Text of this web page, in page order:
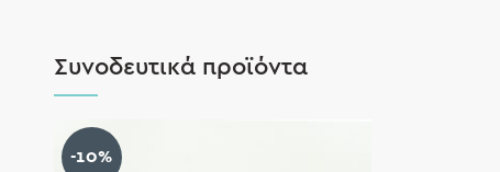
Συνοδευτικά προϊόντα
-10%